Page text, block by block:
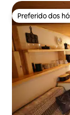
Preferido dos
Preferido dos